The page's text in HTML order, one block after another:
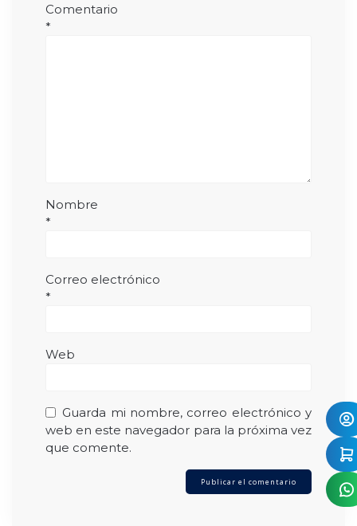
Comentario
*
Nombre
*
Correo electrónico
*
Web
Guarda mi nombre, correo electrónico y
web en este navegador para la próxima vez
que comente.